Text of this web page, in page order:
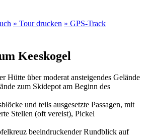
» Tour drucken » GPS-Track
Keeskogel
Hütte über moderat ansteigendes Gelände
zum Skidepot am Beginn des
und teils ausgesetzte Passagen, mit
Stellen (oft vereist), Pickel
beeindruckender Rundblick auf